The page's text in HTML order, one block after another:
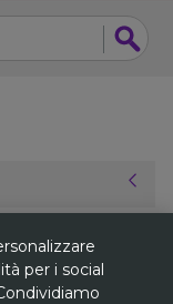
per i social